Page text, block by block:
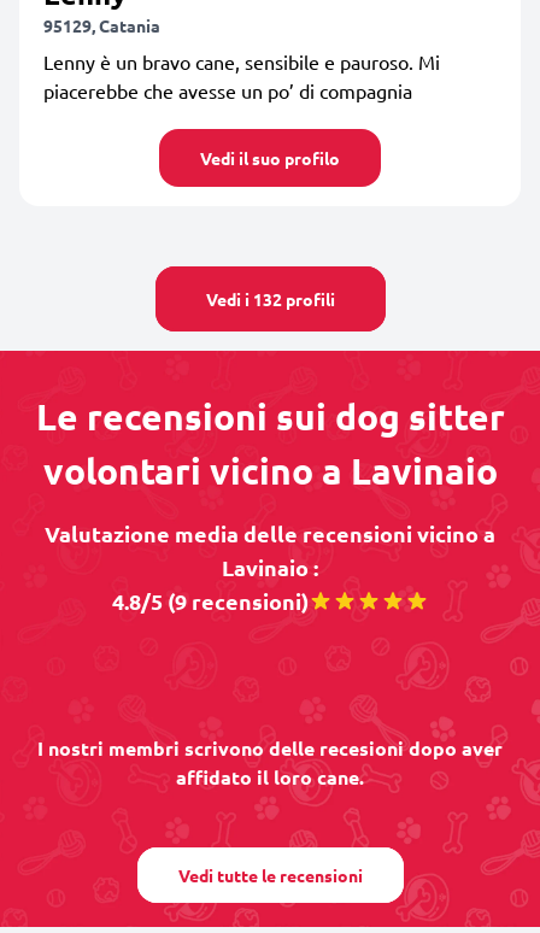
95129, Catania
Lenny è un bravo cane, sensibile e pauroso. Mi
piacerebbe che avesse un po’ di compagnia
Vedi il suo profilo
Vedi i 132 profili
Le recensioni sui dog sitter
volontari vicino a Lavinaio
Valutazione media delle recensioni vicino a
Lavinaio :
4.8/5 (9 recensioni)
I nostri membri scrivono delle recesioni dopo aver
affidato il loro cane.
Vedi tutte le recensioni